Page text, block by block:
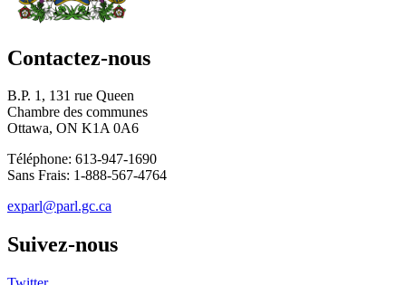
Contactez-nous
B.P. 1, 131 rue Queen
Chambre des communes
Ottawa, ON K1A 0A6
Téléphone: 613-947-1690
Sans Frais: 1-888-567-4764
exparl@parl.gc.ca
Suivez-nous